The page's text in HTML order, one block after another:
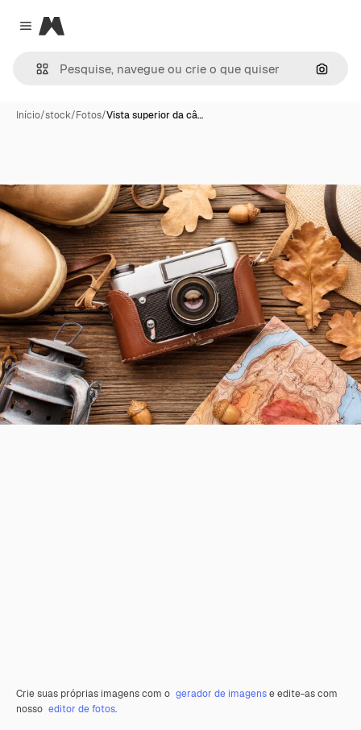
Close menu
Magnific
Início/stock/Fotos/Vista superior da câ…
Crie suas próprias imagens com o gerador de imagense edite-as com
nosso editor de fotos.